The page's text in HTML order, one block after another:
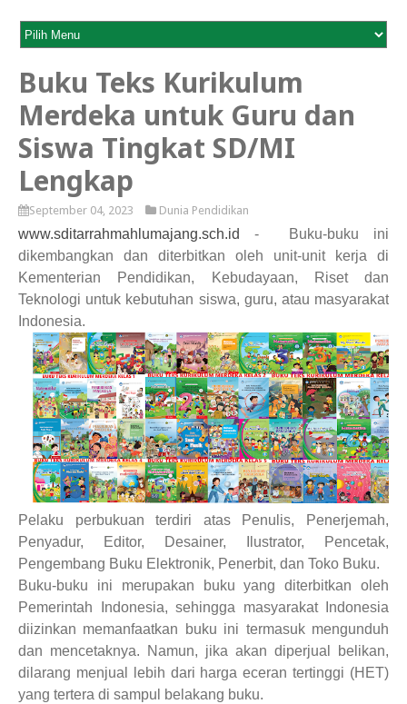
Buku Teks Kurikulum
Merdeka untuk Guru dan
Siswa Tingkat SD/MI
Lengkap
September 04, 2023 Dunia Pendidikan
www.sditarrahmahlumajang.sch.id
- Buku-buku ini
dikembangkan dan diterbitkan oleh unit-unit kerja di
Kementerian Pendidikan, Kebudayaan, Riset dan
Teknologi untuk kebutuhan siswa, guru, atau masyarakat
Indonesia.
Pelaku perbukuan terdiri atas Penulis, Penerjemah,
Penyadur, Editor, Desainer, Ilustrator, Pencetak,
Pengembang Buku Elektronik, Penerbit, dan Toko Buku.
Buku-buku ini merupakan buku yang diterbitkan oleh
Pemerintah Indonesia, sehingga masyarakat Indonesia
diizinkan memanfaatkan buku ini termasuk mengunduh
dan mencetaknya. Namun, jika akan diperjual belikan,
dilarang menjual lebih dari harga eceran tertinggi (HET)
yang tertera di sampul belakang buku.